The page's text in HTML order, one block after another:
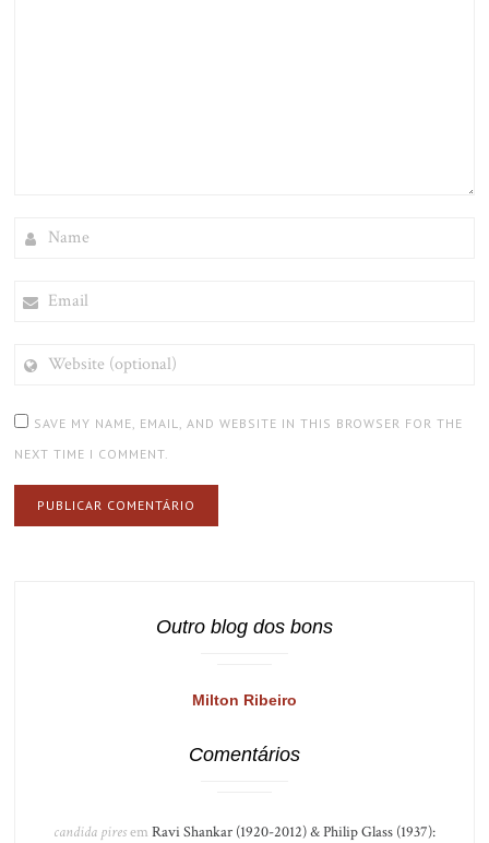
(OPTIONAL)
SAVE MY NAME, EMAIL, AND WEBSITE IN THIS BROWSER FOR THE
NEXT TIME I COMMENT.
Outro blog dos bons
Milton Ribeiro
Comentários
candida piresem Ravi Shankar (1920-2012) & Philip Glass (1937):